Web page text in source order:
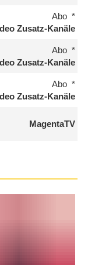
Abo
Zusatz-Kanäle
Abo
Zusatz-Kanäle
Abo
Zusatz-Kanäle
MagentaTV